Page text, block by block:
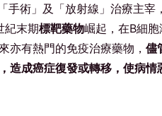
手術」及「放射線」治療主宰
紀末期標靶藥物崛起，在B細胞
亦有熱門的免疫治療藥物， 儘
造成癌症復發或轉移，使病情